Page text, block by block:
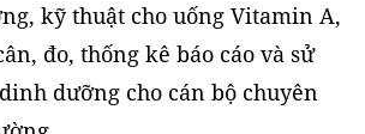
kỹ thuật cho uống Vitamin A,
đo, thống kê báo cáo và sử
dưỡng cho cán bộ chuyên